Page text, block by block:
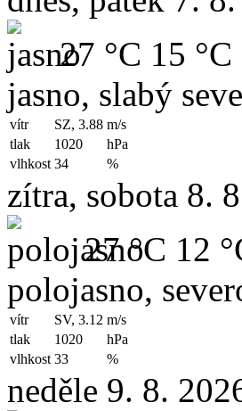
27 °C 15 °C
jasno, slabý
vítr SZ, 3.88 m/s
tlak
1020
hPa
vlhkost 34 %
zítra, sobota 8.
27 °C 12
polojasno,
vítr SV, 3.12 m/s
tlak
1020
hPa
vlhkost 33 %
neděle 9. 8.